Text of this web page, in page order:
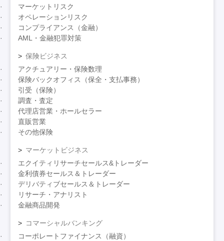
マーケットリスク
オペレーションリスク
コンプライアンス（金融）
AML・金融犯罪対策
保険ビジネス
アクチュアリー・保険数理
保険バックオフィス（保全・支払事務）
引受（保険）
調査・査定
代理店営業・ホールセラー
直販営業
その他保険
マーケットビジネス
エクイティリサーチセールス&トレーダー
金利債券セールス＆トレーダー
デリバティブセールス＆トレーダー
リサーチ・アナリスト
金融商品開発
コマーシャルバンキング
コーポレートファイナンス（融資）